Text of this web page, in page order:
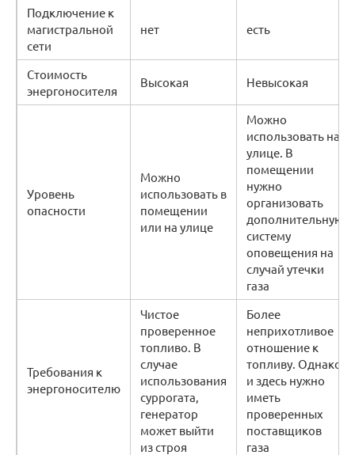
Подключение к
магистральной
сети
нет есть
Стоимость
энергоносителя
Высокая Невысокая
Уровень
опасности
Можно
использовать в
помещении
или на улице
Можно
использовать на
улице. В
помещении
нужно
организовать
дополнительную
систему
оповещения на
случай утечки
газа
Требования к
энергоносителю
Чистое
проверенное
топливо. В
случае
использования
суррогата,
генератор
может выйти
из строя
Более
неприхотливое
отношение к
топливу. Однако
и здесь нужно
иметь
проверенных
поставщиков
газа